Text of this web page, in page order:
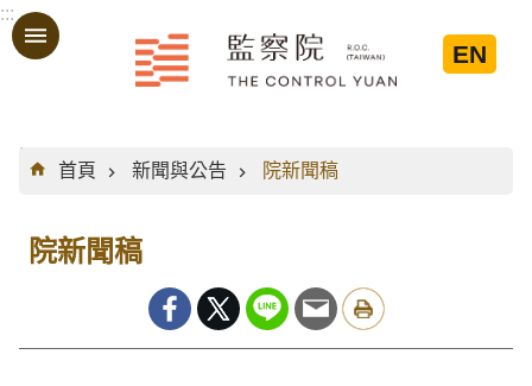
跳到主要內容區塊
:::
EN
:::
首頁
新聞與公告 院新聞稿
院新聞稿